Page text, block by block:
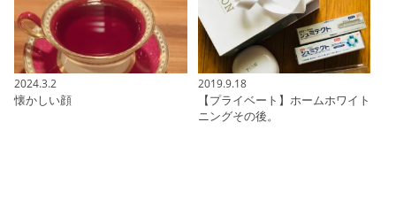
2024.3.2
懐かしい顔
2019.9.18
【プライベート】ホームホワイト
ニングその後。